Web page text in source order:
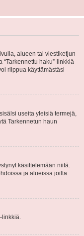
alueen tai viestiketjun
haku”-linkkiä
riippua käyttämästäsi
useita yleisiä termejä,
Tarkennetun haun
käsittelemään niitä.
ja alueissa joilta
linkkiä.